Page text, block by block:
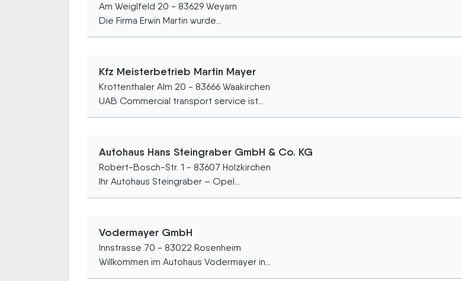
Am Weiglfeld 20 - 83629 Weyarn
Die Firma Erwin Martin wurde...
Kfz Meisterbetrieb Martin Mayer
Krottenthaler Alm 20 - 83666 Waakirchen
UAB Commercial transport service ist...
Autohaus Hans Steingraber GmbH & Co. KG
Robert-Bosch-Str. 1 - 83607 Holzkirchen
Ihr Autohaus Steingraber – Opel...
Vodermayer GmbH
Innstrasse 70 - 83022 Rosenheim
Willkommen im Autohaus Vodermayer in...